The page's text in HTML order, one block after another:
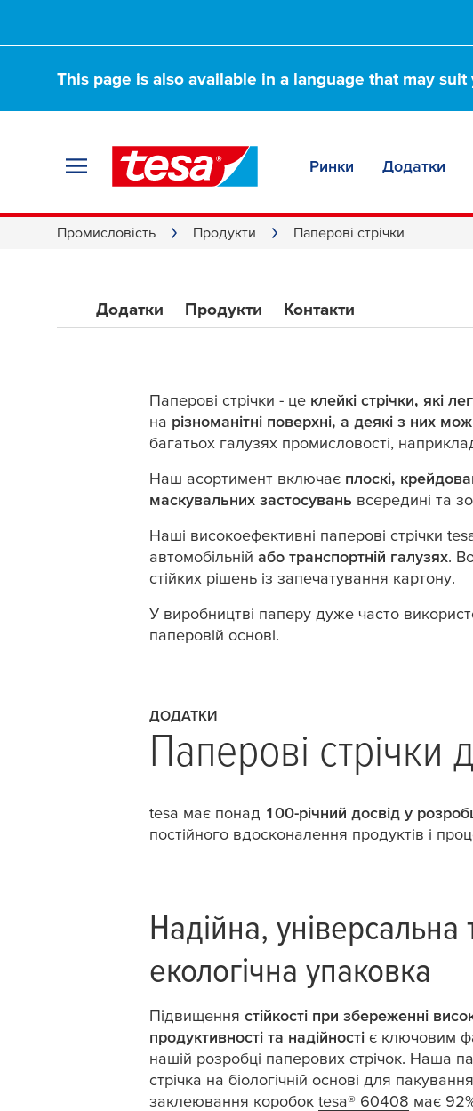
This page is also available in a language that may
Ринки Додатки
Промисловість Продукти Паперові стрічки
Універсальні
Додатки Продукти Контакти
Паперові стрічки - це клейкі стрічки, які
на різноманітні поверхні, а деякі з них
багатьох галузях промисловості,
Наш асортимент включає плоскі,
маскувальних застосувань всередині та
Наші високоефективні паперові стрічки
автомобільній або транспортній галузях.
стійких рішень із запечатування картону.
У виробництві паперу дуже часто
паперовій основі.
ДОДАТКИ
Паперові стрічки
tesa має понад 100-річний досвід у
постійного вдосконалення продуктів і
Надійна, універсальна
екологічна упаковка
Підвищення стійкості при збереженні
продуктивності та надійності є ключовим
нашій розробці паперових стрічок. Наша
стрічка на біологічній основі для
заклеювання коробок tesa® 60408 має